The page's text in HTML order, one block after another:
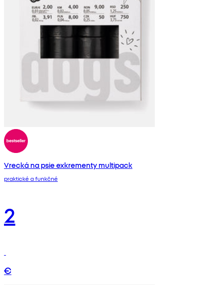
Vrecká na psie exkrementy multipack
praktické a funkčné
2
€